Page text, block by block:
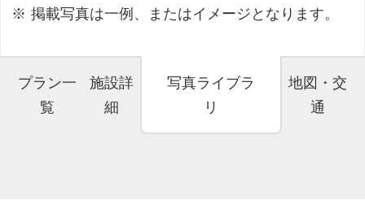
掲載写真は一例、またはイメージとなります。
プラン一
覧
施設詳
細
写真ライブラ
リ
地図・交
通